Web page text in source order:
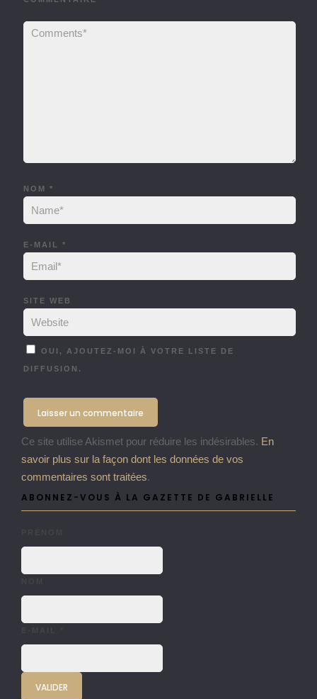
NOM *
E-MAIL *
SITE WEB
OUI, AJOUTEZ-MOI À VOTRE LISTE DE
DIFFUSION.
Ce site utilise Akismet pour réduire les indésirables. En
savoir plus sur la façon dont les données de vos
commentaires sont traitées.
ABONNEZ-VOUS À LA GAZETTE DE GABRIELLE